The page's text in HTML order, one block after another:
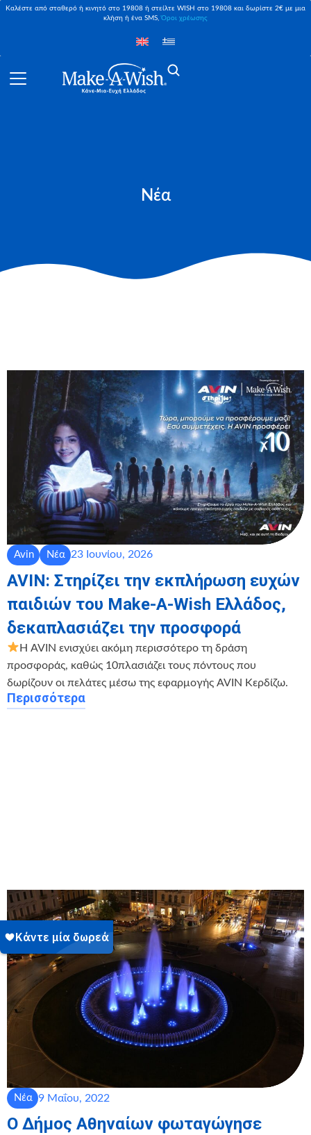
Καλέστε από σταθερό ή κινητό στο 19808 ή στείλτε WISH στο 19808 και δωρίστε 2€ με μια
κλήση ή ένα SMS,Όροι χρέωσης
Νέα
Avin Νέα 23 Ιουνίου, 2026
AVIN: Στηρίζει την εκπλήρωση ευχών
παιδιών του Make-A-Wish Ελλάδος,
δεκαπλασιάζει την προσφορά
Η AVIN ενισχύει ακόμη περισσότερο τη δράση
προσφοράς, καθώς 10πλασιάζει τους πόντους που
δωρίζουν οι πελάτες μέσω της εφαρμογής AVIN Κερδίζω.
Περισσότερα
Νέα 9 Μαΐου, 2022
Ο Δήμος Αθηναίων φωταγώγησε